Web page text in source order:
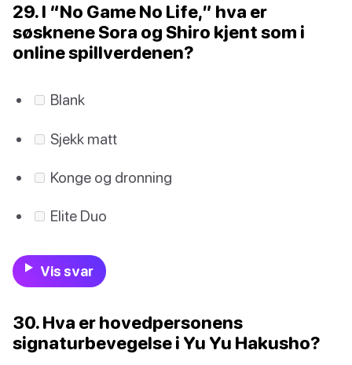
29. I “No Game No Life,” hva er
søsknene Sora og Shiro kjent som i
online spillverdenen?
Blank
Sjekk matt
Konge og dronning
Elite Duo
Vis svar
30. Hva er hovedpersonens
signaturbevegelse i Yu Yu Hakusho?